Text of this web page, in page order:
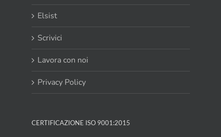
Elsist
Scrivici
Lavora con noi
Privacy Policy
CERTIFICAZIONE ISO 9001:2015